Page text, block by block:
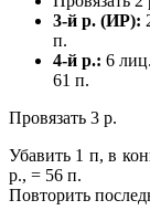
3-й р. (ИР):
п.
4-й р.: 6
61 п.
Провязать 3 р.
Убавить 1 п, в
р., = 56 п.
Повторить